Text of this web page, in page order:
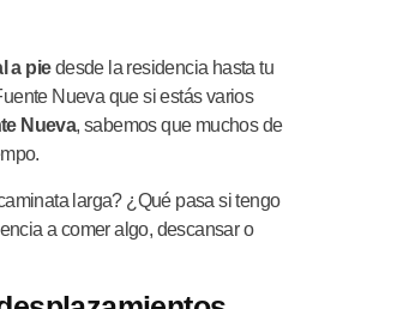
a piedesde la residencia hasta tu
Nueva que si estás varios
Nueva, sabemos que muchos de
larga? ¿Qué pasa si tengo
a comer algo, descansar o